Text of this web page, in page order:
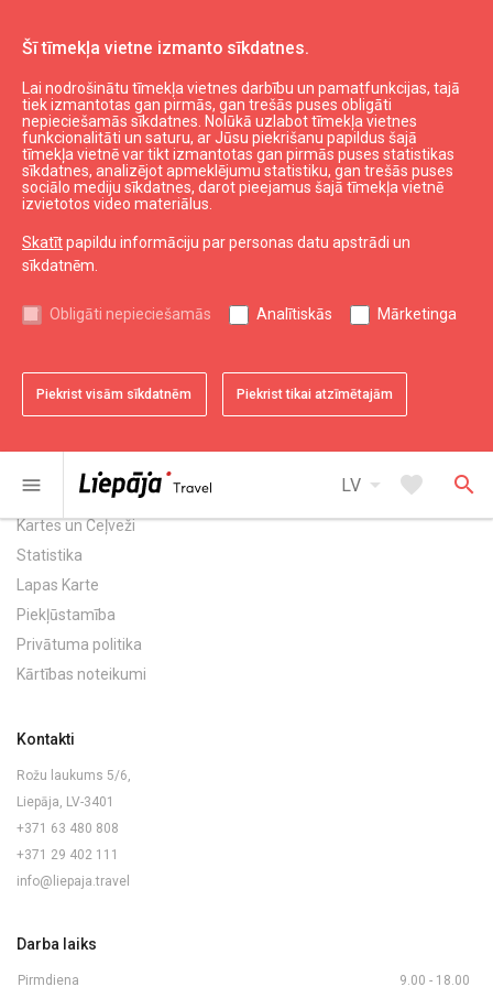
Šī tīmekļa vietne izmanto sīkdatnes.
Lai nodrošinātu tīmekļa vietnes darbību un pamatfunkcijas, tajā
tiek izmantotas gan pirmās, gan trešās puses obligāti
nepieciešamās sīkdatnes. Nolūkā uzlabot tīmekļa vietnes
funkcionalitāti un saturu, ar Jūsu piekrišanu papildus šajā
tīmekļa vietnē var tikt izmantotas gan pirmās puses statistikas
sīkdatnes, analizējot apmeklējumu statistiku, gan trešās puses
sociālo mediju sīkdatnes, darot pieejamus šajā tīmekļa vietnē
izvietotos video materiālus.
Skatītpapildu informāciju par personas datu apstrādi un
sīkdatnēm.
Obligāti nepieciešamās Analītiskās Mārketinga
Piekrist visām sīkdatnēm Piekrist tikai atzīmētajām
menu LV arrow_drop_down favorite search
Circle K
Uz augšu expand_less
Informācija
Liepājas kultūra
Liepājas sports
Kurzemes tūrisms
Noderīgi
Kartes un Ceļveži
Statistika
Lapas Karte
Piekļūstamība
Privātuma politika
Kārtības noteikumi
Kontakti
Rožu laukums 5/6,
Liepāja, LV-3401
+371 63 480 808
+371 29 402 111
info@liepaja.travel
Darba laiks
Pirmdiena 9.00 - 18.00